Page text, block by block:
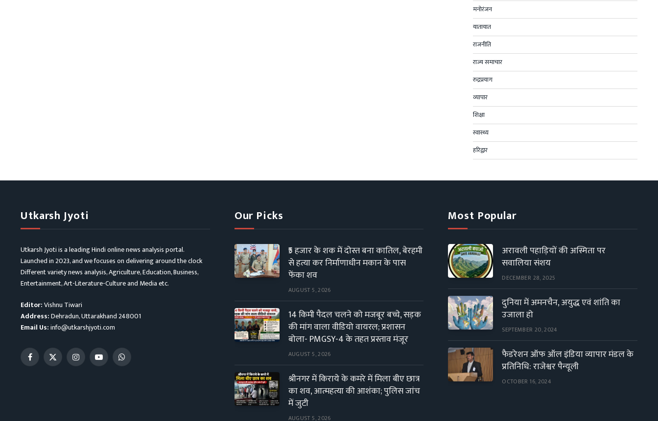
मनोरंजन
यातायात
राजनीति
राज्य समाचार
रुद्रप्रयाग
व्यापार
शिक्षा
स्वास्थ्य
हरिद्वार
Utkarsh Jyoti
Utkarsh Jyoti is a leading Hindi online news analysis portal.
Launched in 2023, and we focuses on delivering around the clock
Different variety news analysis, Agriculture, Education, Business,
Entertainment, Art-Literature-Culture and Media etc.
Editor:Vishnu Tiwari
Address:Dehradun, Uttarakhand 248001
Email Us:info@utkarshjyoti.com
Facebook
X
InstagramYouTubeWhatsApp
Our Picks
₹5 हजार के शक में दोस्त बना कातिल, बेरहमी
से हत्या कर निर्माणाधीन मकान के पास
फेंका शव
AUGUST 5, 2026
14 किमी पैदल चलने को मजबूर बच्चे, सड़क
की मांग वाला वीडियो वायरल; प्रशासन
बोला- PMGSY-4 के तहत प्रस्ताव मंजूर
AUGUST 5, 2026
श्रीनगर में किराये के कमरे में मिला बीए छात्र
का शव, आत्महत्या की आशंका; पुलिस जांच
में जुटी
AUGUST 5, 2026
Most Popular
अरावली पहाड़ियों की अस्मिता पर
सवालिया संशय
DECEMBER 28, 2025
दुनिया में अमनचैन, अयुद्ध एवं शांति का
उजाला हो
SEPTEMBER 20, 2024
फैडरेशन ऑफ ऑल इंडिया व्यापार मंडल के
प्रतिनिधि: राजेश्वर पैन्यूली
OCTOBER 16, 2024